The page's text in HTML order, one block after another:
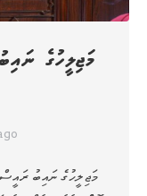
މަޖިލީހުގެ
މަޖިލީހުގެ ނައިބު